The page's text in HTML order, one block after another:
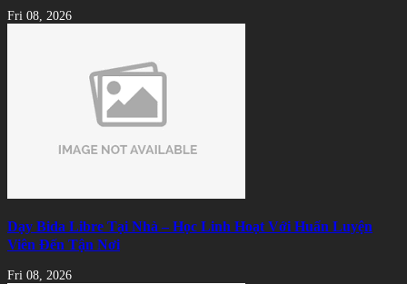
Fri 08, 2026
Dạy Bida Libre Tại Nhà – Học Linh Hoạt Với Huấn Luyện
Viên Đến Tận Nơi
Fri 08, 2026